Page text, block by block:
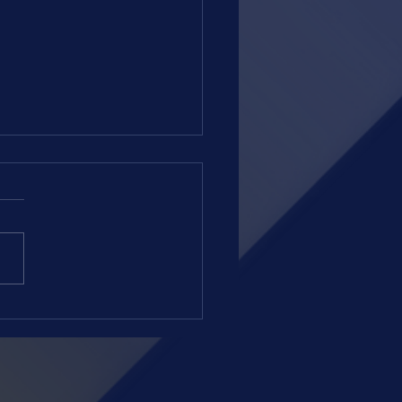
=DOMINGO = 02.08.26 = RJ
equilibrada esta
v